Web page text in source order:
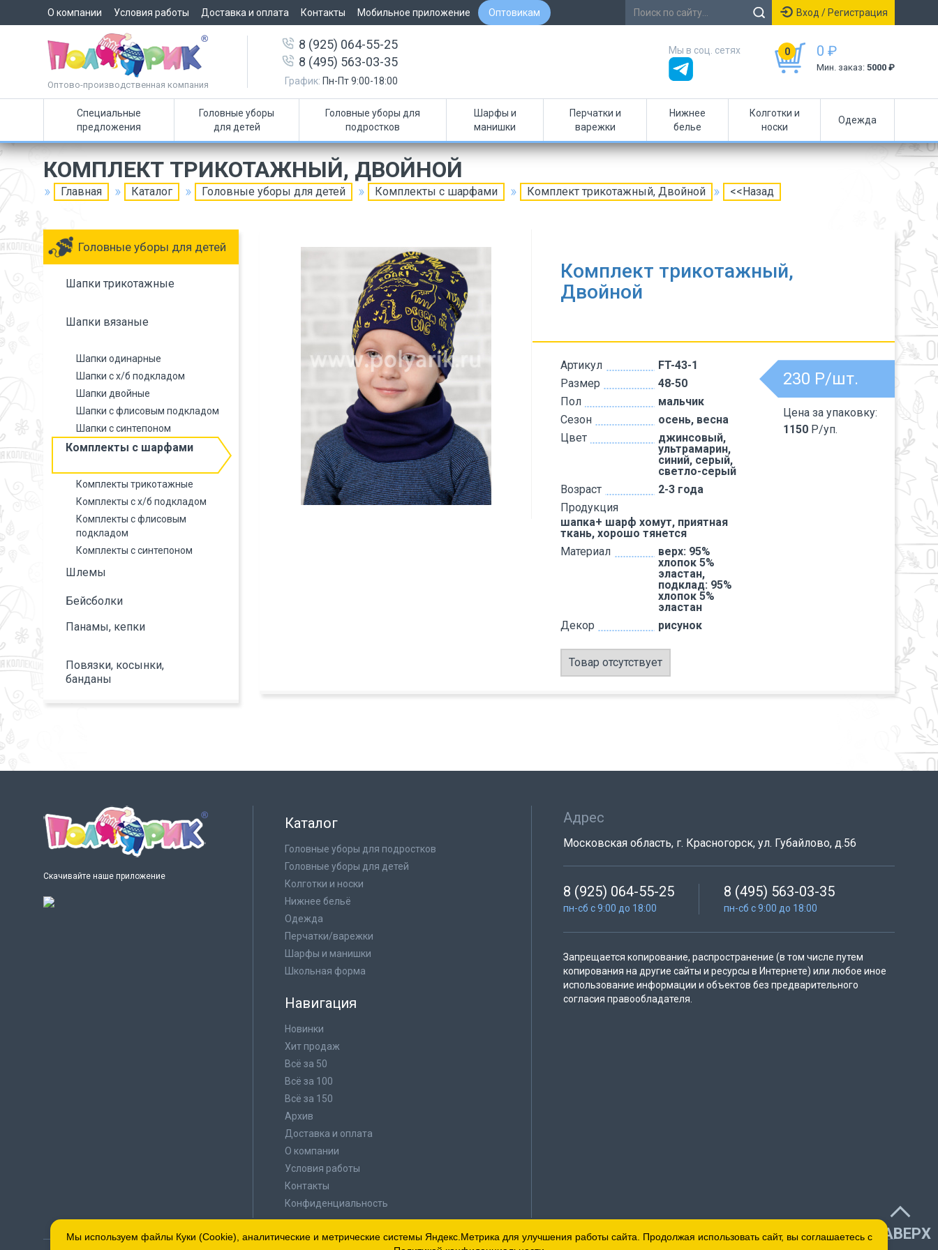
О компании Условия работы Доставка и оплата Контакты Мобильное приложение Оптовикам Вход / Регистрация
Оптово-производственная компания
8 (925) 064-55-25
8 (495) 563-03-35
График: Пн-Пт 9:00-18:00
0 0 ₽
Мин. заказ: 5000 ₽
Мы в соц. сетях
Специальные
предложения
Головные уборы
для детей
Головные уборы для
подростков
Шарфы и
манишки
Перчатки и
варежки
Нижнее
белье
Колготки и
носки
Одежда
КОМПЛЕКТ ТРИКОТАЖНЫЙ, ДВОЙНОЙ
Главная Каталог Головные уборы для детей Комплекты с шарфами Комплект трикотажный, Двойной <<Назад
Головные уборы для детей
Шапки трикотажные
Шапки вязаные
Шапки одинарные
Шапки с х/б подкладом
Шапки двойные
Шапки с флисовым подкладом
Шапки с синтепоном
Комплекты с шарфами
Комплекты трикотажные
Комплекты с х/б подкладом
Комплекты с флисовым
подкладом
Комплекты с синтепоном
Шлемы
Бейсболки
Панамы, кепки
Повязки, косынки,
банданы
Комплект трикотажный,
Двойной
Артикул
FT-43-1
Размер
48-50
Пол
мальчик
Сезон
осень, весна
Цвет
джинсовый,
ультрамарин,
синий, серый,
светло-серый
Возраст
2-3 года
Продукция
шапка+ шарф хомут, приятная
ткань, хорошо тянется
Материал
верх: 95%
хлопок 5%
эластан,
подклад: 95%
хлопок 5%
эластан
Декор
рисунок
230 Р/шт.
Цена за упаковку:
1150 Р/уп.
Товар отсутствует
Скачивайте наше приложение
Каталог
Головные уборы для подростков
Головные уборы для детей
Колготки и носки
Нижнее бельё
Одежда
Перчатки/варежки
Шарфы и манишки
Школьная форма
Навигация
Новинки
Хит продаж
Всё за 50
Всё за 100
Всё за 150
Архив
Доставка и оплата
О компании
Условия работы
Контакты
Конфиденциальность
Адрес
Московская область, г. Красногорск, ул. Губайлово, д.56
8 (925) 064-55-25
пн-сб с 9:00 до 18:00
8 (495) 563-03-35
пн-сб с 9:00 до 18:00
Запрещается копирование, распространение (в том числе путем
копирования на другие сайты и ресурсы в Интернете) или любое иное
использование информации и объектов без предварительного
согласия правообладателя.
НАВЕРХ
Мы используем файлы Куки (Cookie), аналитические и метрические системы Яндекс.Метрика для улучшения работы сайта. Продолжая использовать сайт, вы соглашаетесь с